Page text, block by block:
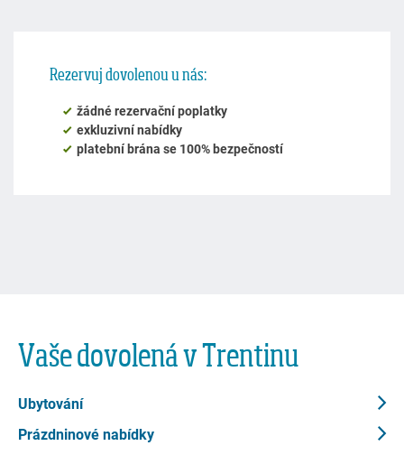
Vaše dovolená v Trentinu
Ubytování
Prázdninové nabídky